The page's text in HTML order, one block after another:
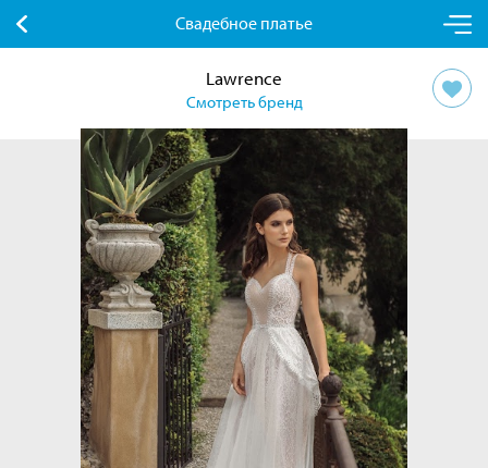
Свадебное платье
Lawrence
Смотреть бренд